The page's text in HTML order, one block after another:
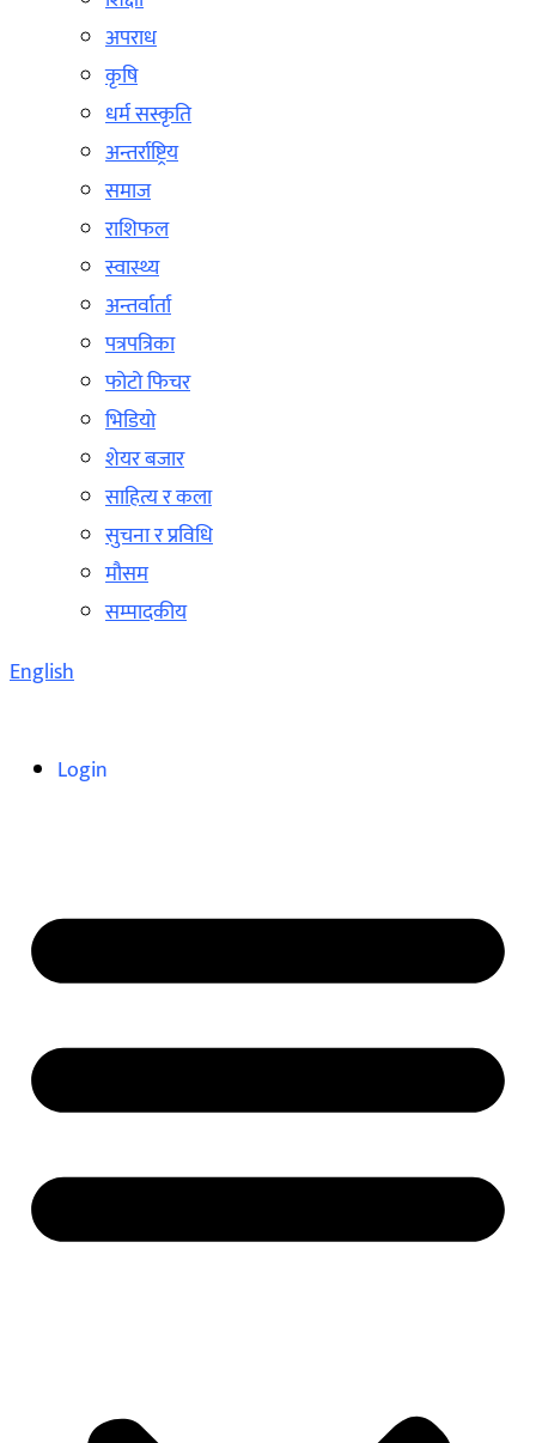
अपराध
कृषि
धर्म सस्कृति
अन्तर्राष्ट्रिय
समाज
राशिफल
स्वास्थ्य
अन्तर्वार्ता
पत्रपत्रिका
फोटो फिचर
भिडियो
शेयर बजार
साहित्य र कला
सुचना र प्रविधि
मौसम
सम्पादकीय
English
Login